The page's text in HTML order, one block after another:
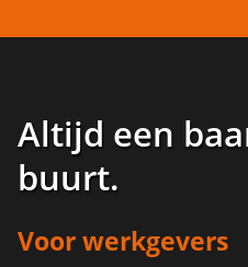
Altijd een
buurt.
Voor werkgevers